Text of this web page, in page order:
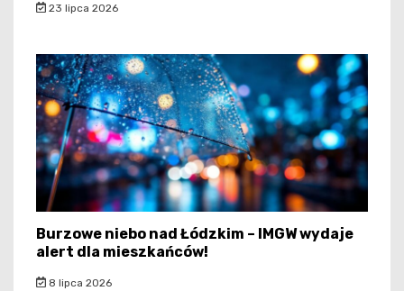
23 lipca 2026
Burzowe niebo nad Łódzkim – IMGW wydaje
alert dla mieszkańców!
8 lipca 2026